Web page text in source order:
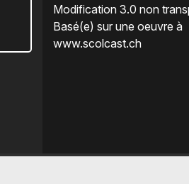
Modification 3.0 non
Basé(e) sur une oeuvre à
www.scolcast.ch